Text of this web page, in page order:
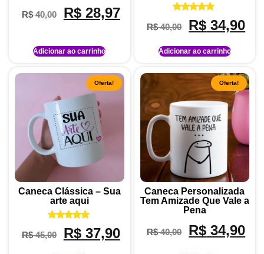
R$40,00 R$28,97
Adicionar ao carrinho
Avaliação
5.00
de 5
R$40,00 R$ 34,90
Adicionar ao carrinho
Oferta!
Caneca Clássica – Sua
arte aqui
Avaliação
5.00
de 5
R$45,00 R$37,90
Oferta!
Caneca Personalizada
Tem Amizade Que Vale a
Pena
R$40,00 R$ 34,90